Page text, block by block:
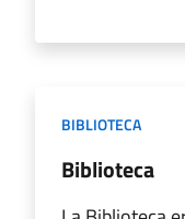
BIBLIOTECA
Biblioteca